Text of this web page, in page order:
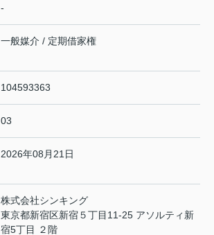
-
一般媒介 / 定期借家権
104593363
03
2026年08月21日
株式会社シンキング
東京都新宿区新宿５丁目11-25 アソルティ新
宿5丁目 ２階